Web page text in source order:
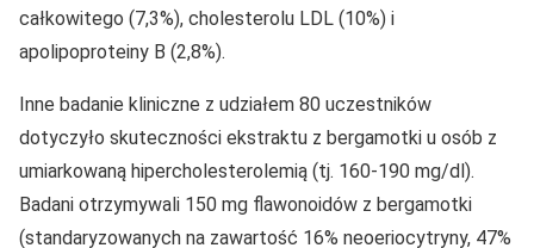
całkowitego (7,3%), cholesterolu LDL (10%) i
apolipoproteiny B (2,8%).
Inne badanie kliniczne z udziałem 80 uczestników
dotyczyło skuteczności ekstraktu z bergamotki u osób z
umiarkowaną hipercholesterolemią (tj. 160-190 mg/dl).
Badani otrzymywali 150 mg flawonoidów z bergamotki
(standaryzowanych na zawartość 16% neoeriocytryny, 47%